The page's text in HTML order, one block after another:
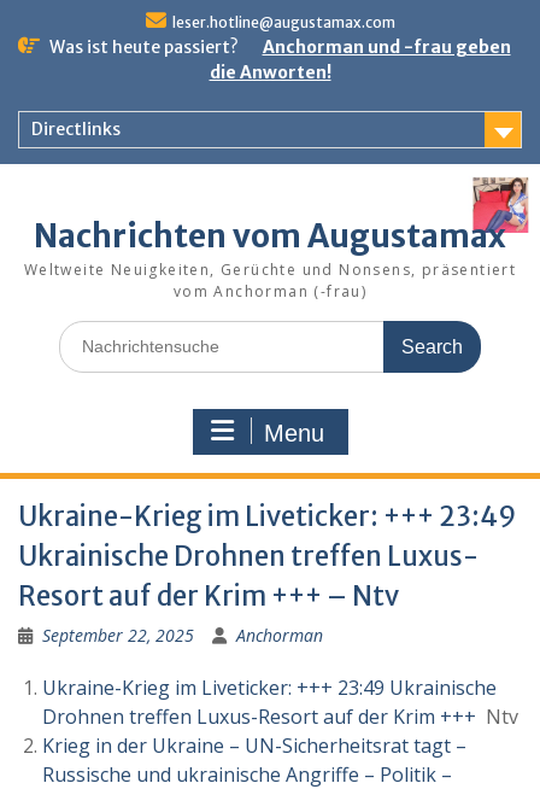
leser.hotline@augustamax.com
Was ist heute passiert?
Anchorman und -frau geben
die Anworten!
Directlinks
Nachrichten vom Augustamax
Weltweite Neuigkeiten, Gerüchte und Nonsens, präsentiert
vom Anchorman (-frau)
Search
for:
Menu
Ukraine-Krieg im Liveticker: +++ 23:49
Ukrainische Drohnen treffen Luxus-
Resort auf der Krim +++ – Ntv
September 22, 2025 Anchorman
Ukraine-Krieg im Liveticker: +++ 23:49 Ukrainische
Drohnen treffen Luxus-Resort auf der Krim +++ Ntv
Krieg in der Ukraine – UN-Sicherheitsrat tagt –
Russische und ukrainische Angriffe – Politik –